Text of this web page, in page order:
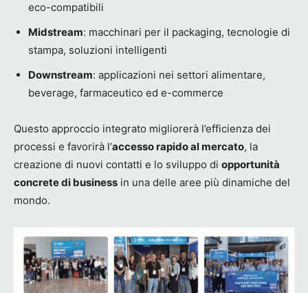
eco-compatibili
Midstream: macchinari per il packaging, tecnologie di
stampa, soluzioni intelligenti
Downstream: applicazioni nei settori alimentare,
beverage, farmaceutico ed e-commerce
Questo approccio integrato migliorerà l’efficienza dei
processi e favorirà l’accesso rapido al mercato, la
creazione di nuovi contatti e lo sviluppo di opportunità
concrete di business in una delle aree più dinamiche del
mondo.